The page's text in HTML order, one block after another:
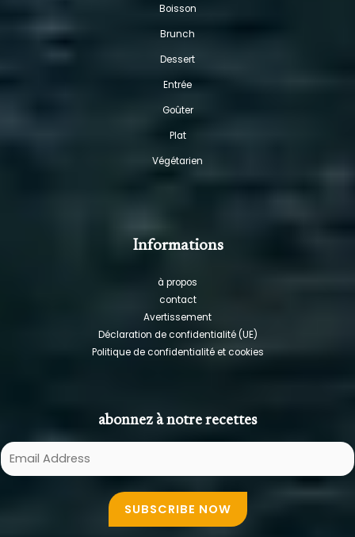
Boisson
Brunch
Dessert
Entrée
Goûter
Plat
Végétarien
Informations
à propos
contact
Avertissement
Déclaration de confidentialité (UE)
Politique de confidentialité et cookies
abonnez à notre recettes
E
m
SUBSCRIBE NOW